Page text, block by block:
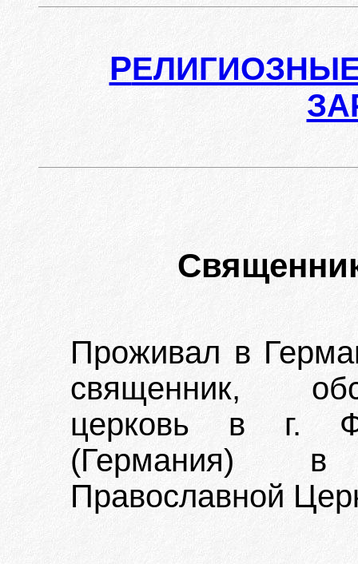
Р
Проживал в
священник,
церковь в г.
(Германия) в
Православной